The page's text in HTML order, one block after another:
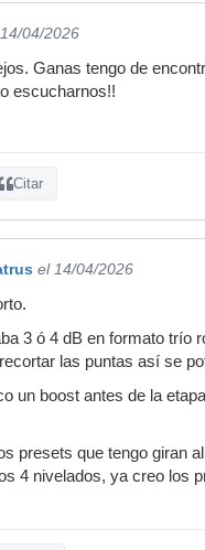
04/2026
Ganas tengo de
escucharnos!!
Citar
el 14/04/2026
3 ó 4 dB en formato trío
las puntas así se
un boost antes de la
presets que tengo giran
4 nivelados, ya creo los